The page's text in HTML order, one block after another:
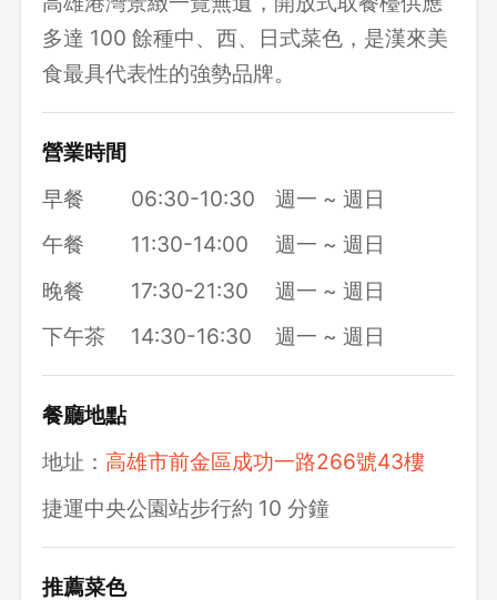
多達 100 餘種中、西、日式菜色，是漢來美
食最具代表性的強勢品牌。
營業時間
早餐
06:30-10:30
週一 ~ 週日
午餐
11:30-14:00
週一 ~ 週日
晚餐
17:30-21:30
週一 ~ 週日
下午茶
14:30-16:30 週一 ~ 週日
餐廳地點
地址：高雄市前金區成功一路266號43樓
捷運中央公園站步行約 10 分鐘
推薦菜色